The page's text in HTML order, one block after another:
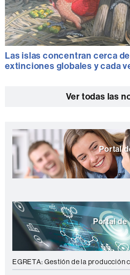
Las islas concentran cerca
extinciones globales y cada
Ver todas las
Destacamos
Portal
Portal de
EGRETA: Gestión de la producción